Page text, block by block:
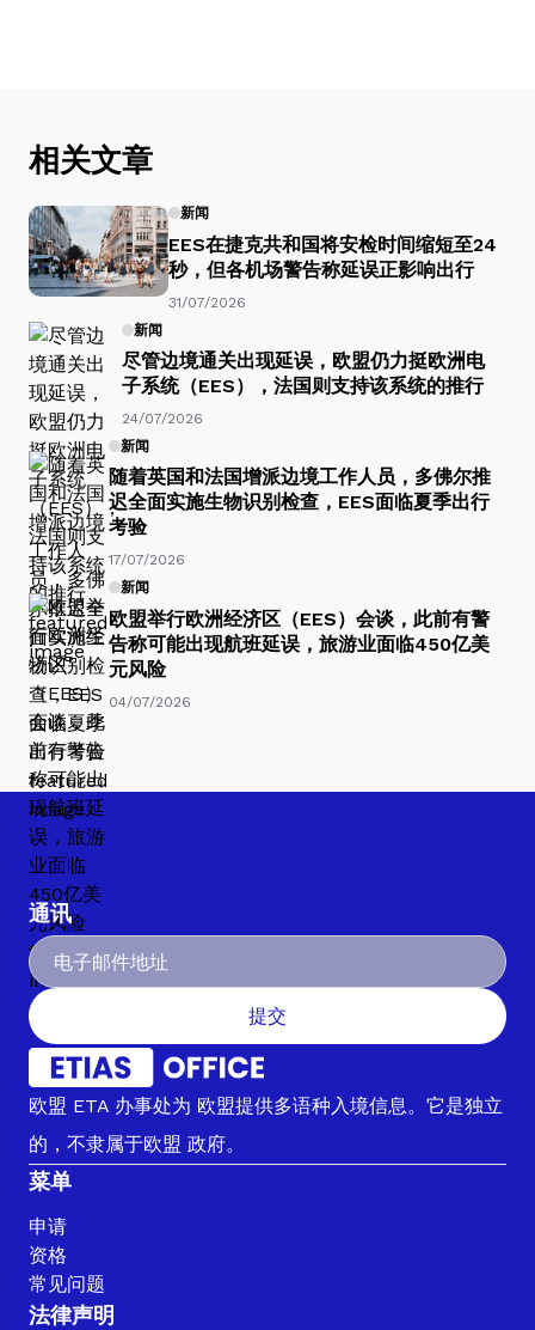
相关文章
新闻
EES在捷克共和国将安检时间缩短至24
秒，但各机场警告称延误正影响出行
31/07/2026
新闻
尽管边境通关出现延误，欧盟仍力挺欧洲电
子系统（EES），法国则支持该系统的推行
24/07/2026
新闻
随着英国和法国增派边境工作人员，多佛尔推
迟全面实施生物识别检查，EES面临夏季出行
考验
17/07/2026
新闻
欧盟举行欧洲经济区（EES）会谈，此前有警
告称可能出现航班延误，旅游业面临450亿美
元风险
04/07/2026
通讯
提交
欧盟 ETA 办事处为 欧盟提供多语种入境信息。它是独立
的，不隶属于欧盟 政府。
菜单
申请
资格
常见问题
法律声明